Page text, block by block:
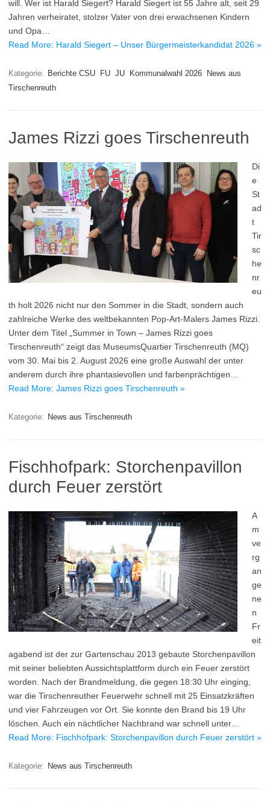
will. Wer ist Harald Siegert? Harald Siegert ist 55 Jahre alt, seit 29
Jahren verheiratet, stolzer Vater von drei erwachsenen Kindern
und Opa…
Read More: Harald Siegert – Unser Bürgermeisterkandidat 2026 »
Kategorie: Berichte CSU FU JU Kommunalwahl 2026
News aus
Tirschenreuth
James Rizzi goes Tirschenreuth
Di
e
St
ad
t
Tir
sc
he
nr
eu
th holt 2026 nicht nur den Sommer in die Stadt, sondern auch
zahlreiche Werke des weltbekannten Pop-Art-Malers James Rizzi.
Unter dem Titel „Summer in Town – James Rizzi goes
Tirschenreuth“ zeigt das MuseumsQuartier Tirschenreuth (MQ)
vom 30. Mai bis 2. August 2026 eine große Auswahl der unter
anderem durch ihre phantasievollen und farbenprächtigen…
Read More: James Rizzi goes Tirschenreuth »
Kategorie: News aus Tirschenreuth
Fischhofpark: Storchenpavillon
durch Feuer zerstört
A
m
ve
rg
an
ge
ne
n
Fr
eit
agabend ist der zur Gartenschau 2013 gebaute Storchenpavillon
mit seiner beliebten Aussichtsplattform durch ein Feuer zerstört
worden. Nach der Brandmeldung, die gegen 18:30 Uhr einging,
war die Tirschenreuther Feuerwehr schnell mit 25 Einsatzkräften
und vier Fahrzeugen vor Ort. Sie konnte den Brand bis 19 Uhr
löschen. Auch ein nächtlicher Nachbrand war schnell unter…
Read More: Fischhofpark: Storchenpavillon durch Feuer zerstört »
Kategorie: News aus Tirschenreuth